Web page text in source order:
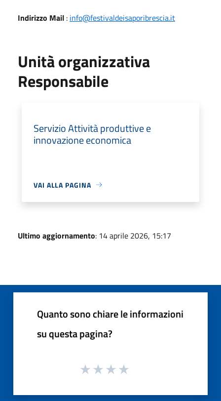
Indirizzo Mail : info@festivaldeisaporibrescia.it
Unità organizzativa
Responsabile
Servizio Attività produttive e
innovazione economica
VAI ALLA PAGINA
Ultimo aggiornamento: 14 aprile 2026, 15:17
Quanto sono chiare le informazioni
su questa pagina?